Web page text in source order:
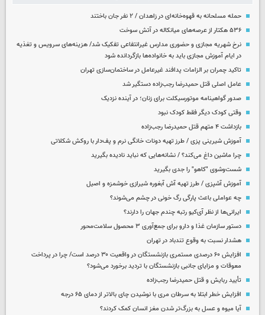
حمله مسلحانه به قهوه‌خانه‌ای در زاهدان / ۲ نفر جان باختند
۵۳۶ هکتار از عرصه‌های میانکاله در آتش سوخت
نرخ شهریه مجازی و حضوری مدارس غیرانتفاعی تفکیک شد/ هزینه‌های سرویس و تغذیه
در ایام آموزش مجازی باید به خانواده‌ها بازگردانده شود
تاکید چمران بر الزامات پدافند غیرعامل در ساختمان‌سازی تهران
عامل اصلی قتل حمیدرضا رجب‌زاده دستگیر شد
صدور گواهینامه موتورسیکلت برای زنان؛ در آینده نزدیک
وقتی کودک دیگر فقط کودک نبود
بازداشت ۴ متهم قتل حمیدرضا رجب‌زاده
آموزش شیرینی پزی / طرز تهیه دونات خانگی نرم و پف‌دار با روکش شکلاتی
چرا ماشین داغ می‌کند؟ / نشانه‌هایی که نباید نادیده بگیرید
شست‌وشوی "کاهو" را جدی بگیرید
آموزش آشپزی / طرز تهیه آش آبغوره شیرازی خوشمزه و اصیل
چه عواملی باعث پارگی رگ خونی در چشم می‌شوند؟
ایرانی‌ها از نظر آی‌کیو رتبه چندم جهان را دارند؟
دستور سازمان غذا و دارو برای جمع‌آوری ۳ محصول سلامت‌محور
هشدار نسبت به وقوع تندباد در تهران
افزایش ۶۰ درصدی مستمری‌ بازنشستگان در واقعیت ۳۰ درصد است/ چرا در پرداخت
معوقات و مزایای جانبی بازنشستگان با تردید برخورد می‌شود؟
تأیید ربایش و قتل حمیدرضا رجب‌زاده
افزایش خطر ابتلا به سرطان مری با نوشیدن چای بالاتر از دمای ۶۵ درجه
آیا میوه و عسل به بزرگ‌تر شدن مغز انسان کمک کردند؟